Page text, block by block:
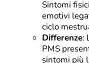
Sintomi
emotivi
ciclo
Differenze:
PMS
sintomi più